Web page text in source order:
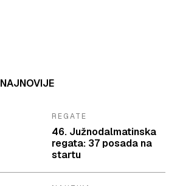
NAJNOVIJE
REGATE
46. Južnodalmatinska
regata: 37 posada na
startu